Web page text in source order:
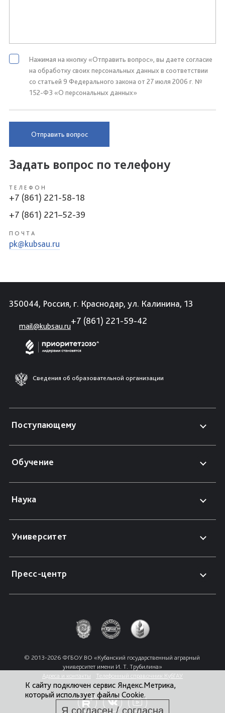
Нажимая на кнопку «Отправить вопрос», вы даете согласие
на обработку своих персональных данных в соответствии
со статьей 9 Федерального закона от 27 июля 2006 г. №
152-ФЗ «О персональных данных»
Отправить вопрос
Задать вопрос по телефону
ТЕЛЕФОН
+7 (861) 221-58-18
+7 (861) 221–52-39
ПОЧТА
pk@kubsau.ru
350044, Россия, г. Краснодар, ул. Калинина, 13
mail@kubsau.ru
+7 (861) 221-59-42
Сведения об образовательной организации
Поступающему
Обучение
Наука
Университет
Пресс-центр
© 2013-2026 ФГБОУ ВО «Кубанский государственный аграрный
университет имени И. Т. Трубилина»
Адреса и контакты
Телефонный справочник КубГАУ
К сайту подключен сервис Яндекс.Метрика,
который использует файлы Cookie.
Я согласен / согласна